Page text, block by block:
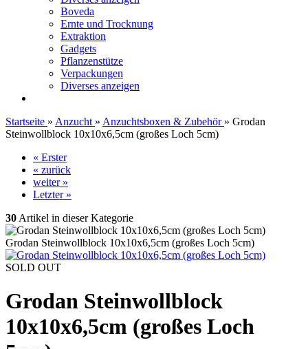
Boveda
Ernte und Trocknung
Extraktion
Gadgets
Pflanzenstütze
Verpackungen
Diverses anzeigen
Startseite » Anzucht » Anzuchtsboxen & Zubehör » Grodan
Steinwollblock 10x10x6,5cm (großes Loch 5cm)
« Erster
« zurück
weiter »
Letzter »
30 Artikel in dieser Kategorie
Grodan Steinwollblock 10x10x6,5cm (großes Loch 5cm)
SOLD OUT
Grodan Steinwollblock
10x10x6,5cm (großes Loch